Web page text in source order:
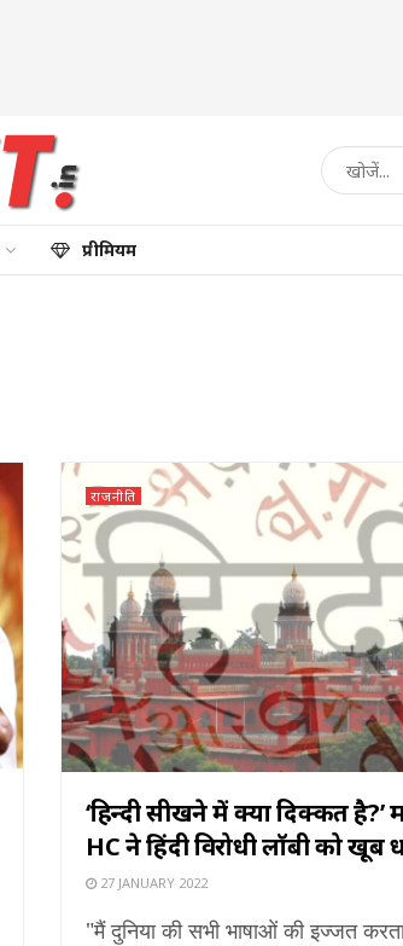
प्रीमियम
राजनीति
‘हिन्दी सीखने में क्या दिक्कत है?’
HC ने हिंदी विरोधी लॉबी को खूब
27 JANUARY 2022
"मैं दुनिया की सभी भाषाओं की इज्जत